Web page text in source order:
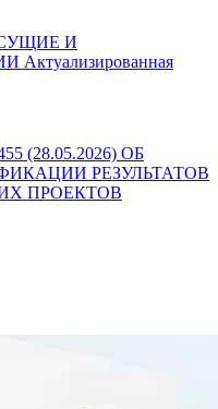
И
(28.05.2026) ОБ
РЕЗУЛЬТАТОВ
ПРОЕКТОВ